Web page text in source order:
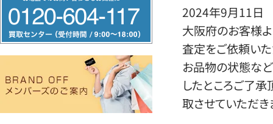
リ
ー
ヤ
2024年9月11日
大阪府のお客様よ
査定をご依頼いた
お品物の状態など
したところご了
取させていただき